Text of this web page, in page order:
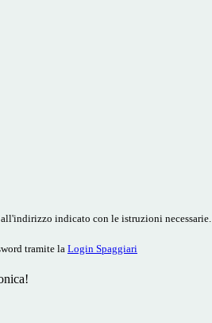
indicato con le istruzioni necessarie.
tramite la Login Spaggiari